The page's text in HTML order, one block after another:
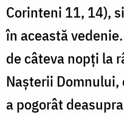
Corinteni 11, 14),
în această
de câteva nopți la
Nașterii Domnului,
a pogorât